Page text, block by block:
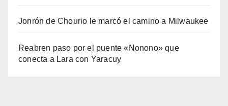
Jonrón de Chourio le marcó el camino a Milwaukee
Reabren paso por el puente «Nonono» que
conecta a Lara con Yaracuy